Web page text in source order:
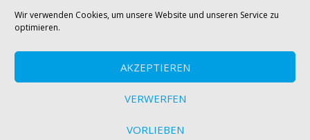
Wir verwenden Cookies, um unsere Website und unseren Service zu
optimieren.
AKZEPTIEREN
VERWERFEN
VORLIEBEN